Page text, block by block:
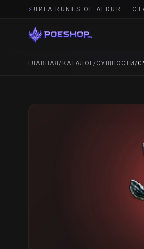
⚡ЛИГА RUNES OF ALDUR —
ГЛАВНАЯ/ КАТАЛОГ/СУЩНОСТИ /